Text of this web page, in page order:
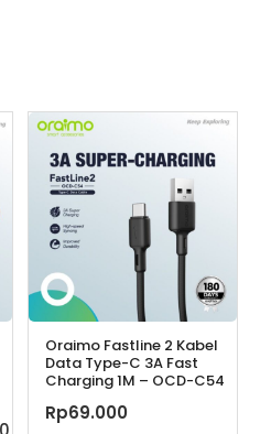
Harga
Oraimo Fastline 2 Kabel
Data Type-C 3A Fast
Charging 1M – OCD-C54
Rp69.000